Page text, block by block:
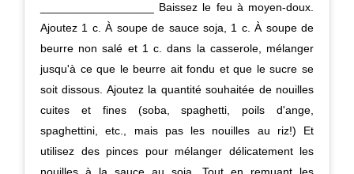
__________________ Baissez le feu à moyen-doux.
Ajoutez 1 c. À soupe de sauce soja, 1 c. À soupe de
beurre non salé et 1 c. dans la casserole, mélanger
jusqu'à ce que le beurre ait fondu et que le sucre se
soit dissous. Ajoutez la quantité souhaitée de nouilles
cuites et fines (soba, spaghetti, poils d'ange,
spaghettini, etc., mais pas les nouilles au riz!) Et
utilisez des pinces pour mélanger délicatement les